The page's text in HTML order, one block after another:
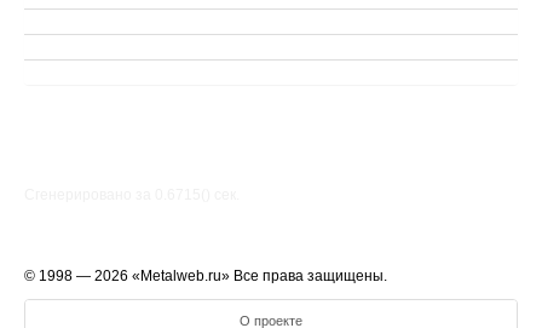
© 1998 — 2026 «Metalweb.ru» Все права защищены.
О проекте